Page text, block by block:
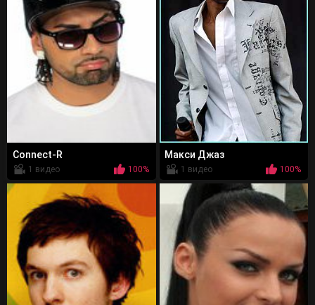
Connect-R
1 видео 100%
Макси Джаз
1 видео 100%